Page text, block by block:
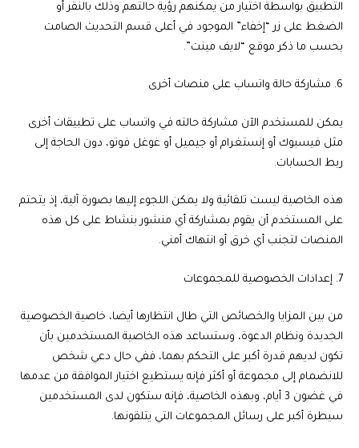
التطبيق بواسطة اختيار من يمكنهم رؤية حالتهم وذلك بالنقر أو
الضغط على زر “إخفاء” الموجود في أعلى قسم التحديث الصامت
بحسب ما ذكر موقع “لايف مينت”.
6. مشاركة حالة واتساب على منصات أخرى
يمكن للمستخدم الآن مشاركة حالته في واتساب على تطبيقات أخرى
مثل فيسبوك أو إنستغرام أو جيميل أو غوغل فوتو، دون الحاجة إلى
ربط الحسابات.
هذه الخاصية ليست تلقائية ولا يمكن اللجوء إليها بصورة آلية، إذ يتحتم
على المستخدم أن يقوم بمشاركة أي منشور بنشاط على كل هذه
المنصات لتجنب أي خرق أو انتهاك أمني.
7. إعدادات الخصوصية للمجموعات
من بين المزايا والخصائص التي طال انتظارها أيضا، خاصية الخصوصية
الجديدة ونظام الدعوة، وستساعد هذه الخاصية المستخدمين بأن
تكون لديهم قدرة أكبر على التحكم بهما، ففي حال دعي شخص
للانضمام إلى مجموعة أو أكثر فإنه يستطيع اختيار الموافقة من عدمها
في غضون 3 أيام، وبهذه الخاصية، فإنه ستكون لدى المستخدمين
سيطرة أكبر على رسائل المجموعات التي يتلقونها.